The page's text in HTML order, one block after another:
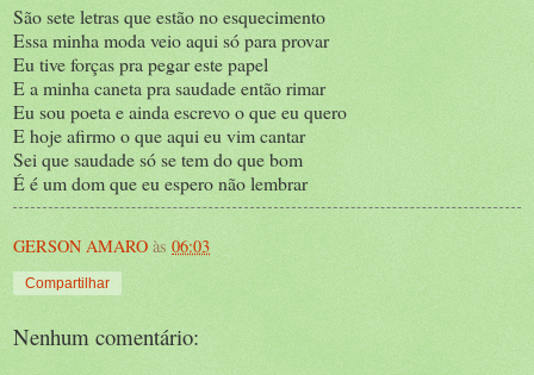
São sete letras que estão no esquecimento
Essa minha moda veio aqui só para provar
Eu tive forças pra pegar este papel
E a minha caneta pra saudade então rimar
Eu sou poeta e ainda escrevo o que eu quero
E hoje afirmo o que aqui eu vim cantar
Sei que saudade só se tem do que bom
É é um dom que eu espero não lembrar
GERSON AMARO às 06:03
Compartilhar
Nenhum comentário: